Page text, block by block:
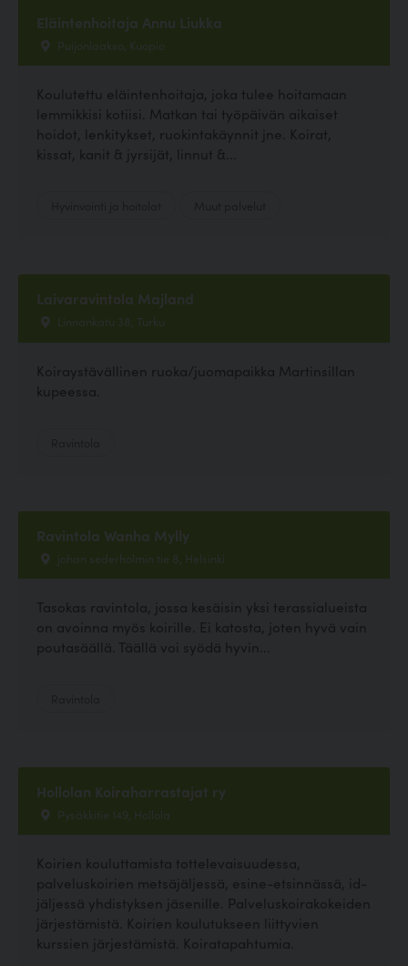
Eläintenhoitaja Annu Liukka
Puijonlaakso, Kuopio
Koulutettu eläintenhoitaja, joka tulee hoitamaan
lemmikkisi kotiisi. Matkan tai työpäivän aikaiset
hoidot, lenkitykset, ruokintakäynnit jne. Koirat,
kissat, kanit & jyrsijät, linnut &...
Laivaravintola Majland
Linnankatu 38, Turku
Koiraystävällinen ruoka/juomapaikka Martinsillan
kupeessa.
Ravintola Wanha Mylly
johan sederholmin tie 8, Helsinki
Tasokas ravintola, jossa kesäisin yksi terassialueista
on avoinna myös koirille. Ei katosta, joten hyvä vain
poutasäällä. Täällä voi syödä hyvin...
Hollolan Koiraharrastajat ry
Pysäkkitie 149, Hollola
Koirien kouluttamista tottelevaisuudessa,
palveluskoirien metsäjäljessä, esine-etsinnässä, id-
jäljessä yhdistyksen jäsenille. Palveluskoirakokeiden
järjestämistä. Koirien koulutukseen liittyvien
kurssien järjestämistä. Koiratapahtumia.